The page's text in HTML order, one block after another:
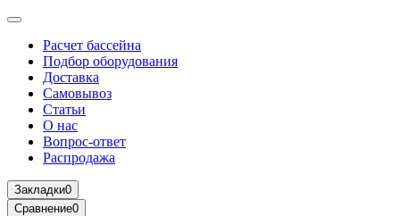
Расчет бассейна
Подбор оборудования
Доставка
Самовывоз
Статьи
О нас
Вопрос-ответ
Распродажа
Закладки0
Сравнение0